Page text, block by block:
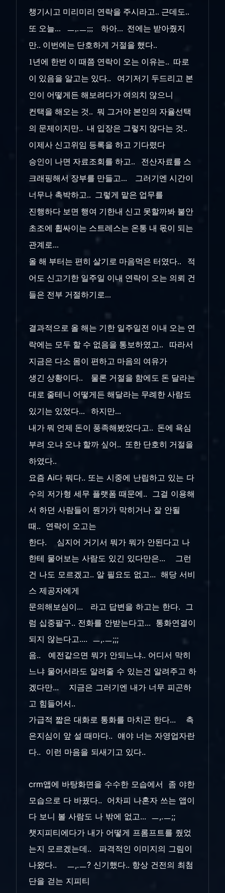
챙기시고 미리미리 연락을 주시라고.. 근데도..
또 오늘... ㅡ,.ㅡ;;; 하아... 전에는 받아줬지
만.. 이번에는 단호하게 거절을 했다..
1년에 한번 이 때쯤 연락이 오는 이유는.. 따로
이 있음을 알고는 있다.. 여기저기 두드리고 본
인이 어떻게든 해보려다가 여의치 않으니
컨택을 해오는 것.. 뭐 그거야 본인의 자율선택
의 문제이지만.. 내 입장은 그렇지 않다는 것..
이제사 신고위임 등록을 하고 기다렸다
승인이 나면 자료조회를 하고.. 전산자료를 스
크래핑해서 장부를 만들고... 그러기엔 시간이
너무나 촉박하고.. 그렇게 맡은 업무를
진행하다 보면 행여 기한내 신고 못할까봐 불안
초조에 휩싸이는 스트레스는 온통 내 몫이 되는
관계로...
올 해 부터는 편히 살기로 마음먹은 터였다.. 적
어도 신고기한 일주일 이내 연락이 오는 의뢰 건
들은 전부 거절하기로...
결과적으로 올 해는 기한 일주일전 이내 오는 연
락에는 모두 할 수 없음을 통보하였고.. 따라서
지금은 다소 몸이 편하고 마음의 여유가
생긴 상황이다.. 물론 거절을 함에도 돈 달라는
대로 줄테니 어떻게든 해달라는 무례한 사람도
있기는 있었다... 하지만...
내가 뭐 언제 돈이 풍족해봤었다고.. 돈에 욕심
부려 오냐 오냐 할까 싶어.. 또한 단호히 거절을
하였다..
요즘 Ai다 뭐다.. 또는 시중에 난립하고 있는 다
수의 저가형 세무 플랫폼 때문에.. 그걸 이용해
서 하던 사람들이 뭔가가 막히거나 잘 안될
때.. 연락이 오고는
한다. 심지어 거기서 뭐가 뭐가 안된다고 나
한테 물어보는 사람도 있긴 있다만은... 그런
건 나도 모르겠고.. 알 필요도 없고... 해당 서비
스 제공자에게
문의해보심이... 라고 답변을 하고는 한다. 그
럼 십중팔구.. 전화를 안받는다고... 통화연결이
되지 않는다고.... ㅡ,.ㅡ;;;
음.. 예전같으면 뭐가 안되느냐.. 어디서 막히
느냐 물어서라도 알려줄 수 있는건 알려주고 하
겠다만... 지금은 그러기엔 내가 너무 피곤하
고 힘들어서..
가급적 짧은 대화로 통화를 마치곤 한다... 측
은지심이 앞 설 때마다.. 얘야 너는 자영업자란
다.. 이런 마음을 되새기고 있다..
crm앱에 바탕화면을 수수한 모습에서 좀 야한
모습으로 다 바꿨다.. 어차피 나혼자 쓰는 앱이
다 보니 볼 사람도 나 밖에 없고... ㅡ,.ㅡ;;
챗지피티에다가 내가 어떻게 프롬프트를 줬었
는지 모르겠는데.. 파격적인 이미지의 그림이
나왔다.. ㅡ,.ㅡ? 신기했다.. 항상 건전의 최첨
단을 걷는 지피티